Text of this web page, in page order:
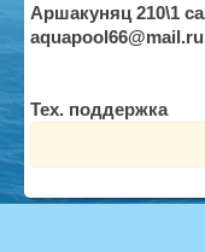
Аршакуняц 210\1
aquapool66@mail.ru
Тех. поддержка